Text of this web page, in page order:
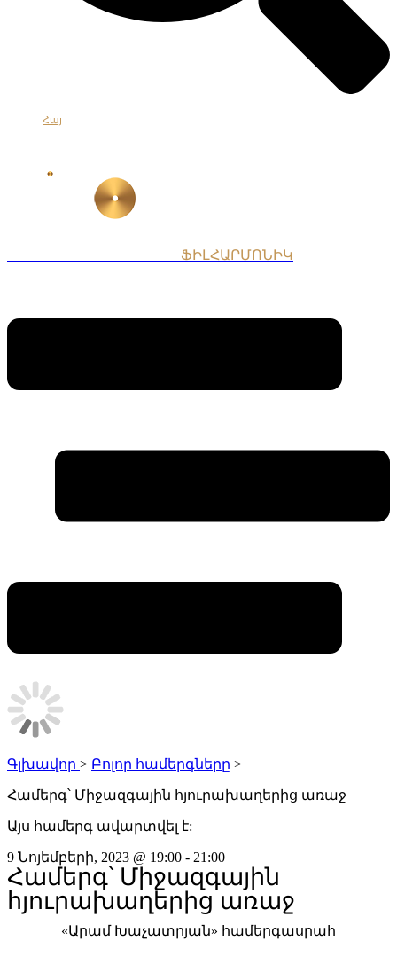
Հայ
ՖԻԼՀԱՐՄՈՆԻԿ
Գլխավոր > Բոլոր համերգները >
Համերգ՝ Միջազգային հյուրախաղերից առաջ
Այս համերգ ավարտվել է:
9 Նոյեմբերի, 2023 @ 19:00 - 21:00
Համերգ՝ Միջազգային
հյուրախաղերից առաջ
«Արամ Խաչատրյան» համերգասրահ